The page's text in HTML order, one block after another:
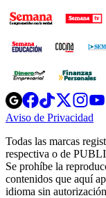
Opens
in
new
Opens
in
new
Opens
in
new
window
new
Aviso de Privacidad
Todas las marcas
respectiva o de
Se prohíbe la
contenidos que aquí
idioma sin